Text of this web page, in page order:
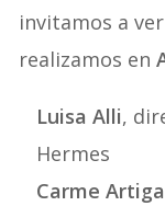
invitamos a
realizamos en
Luisa Alli,
Hermes
Carme